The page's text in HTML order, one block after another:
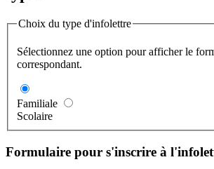
Choix du type d'infolettre
Sélectionnez une option pour afficher le
correspondant.
Familiale
Scolaire
Formulaire pour s'inscrire à